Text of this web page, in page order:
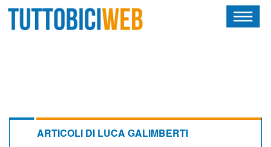
ARTICOLI DI LUCA GALIMBERTI